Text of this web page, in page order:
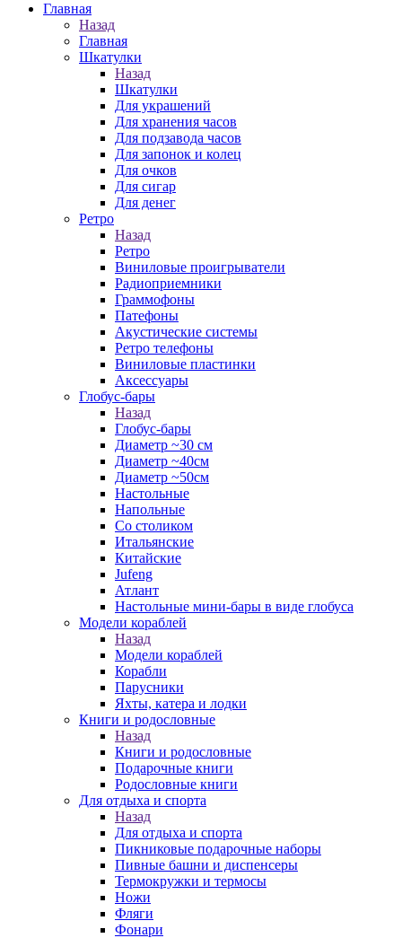
Главная
Назад
Главная
Шкатулки
Назад
Шкатулки
Для украшений
Для хранения часов
Для подзавода часов
Для запонок и колец
Для очков
Для сигар
Для денег
Ретро
Назад
Ретро
Виниловые проигрыватели
Радиоприемники
Граммофоны
Патефоны
Акустические системы
Ретро телефоны
Виниловые пластинки
Аксессуары
Глобус-бары
Назад
Глобус-бары
Диаметр ~30 см
Диаметр ~40см
Диаметр ~50см
Настольные
Напольные
Со столиком
Итальянские
Китайские
Jufeng
Атлант
Настольные мини-бары в виде глобуса
Модели кораблей
Назад
Модели кораблей
Корабли
Парусники
Яхты, катера и лодки
Книги и родословные
Назад
Книги и родословные
Подарочные книги
Родословные книги
Для отдыха и спорта
Назад
Для отдыха и спорта
Пикниковые подарочные наборы
Пивные башни и диспенсеры
Термокружки и термосы
Ножи
Фляги
Фонари